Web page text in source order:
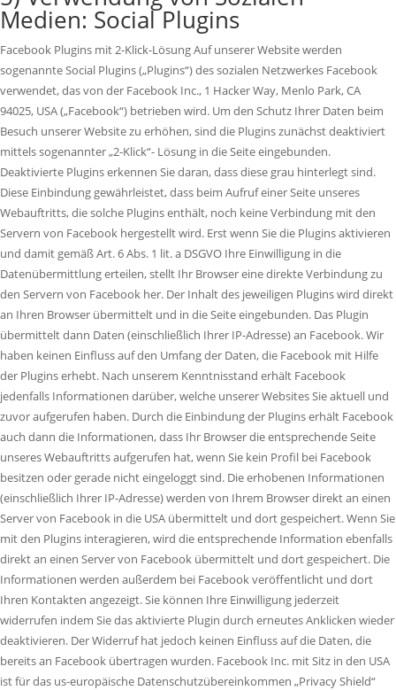
Medien: Social Plugins
Facebook Plugins mit 2-Klick-Lösung Auf unserer Website werden
sogenannte Social Plugins („Plugins“) des sozialen Netzwerkes Facebook
verwendet, das von der Facebook Inc., 1 Hacker Way, Menlo Park, CA
94025, USA („Facebook“) betrieben wird. Um den Schutz Ihrer Daten beim
Besuch unserer Website zu erhöhen, sind die Plugins zunächst deaktiviert
mittels sogenannter „2-Klick“- Lösung in die Seite eingebunden.
Deaktivierte Plugins erkennen Sie daran, dass diese grau hinterlegt sind.
Diese Einbindung gewährleistet, dass beim Aufruf einer Seite unseres
Webauftritts, die solche Plugins enthält, noch keine Verbindung mit den
Servern von Facebook hergestellt wird. Erst wenn Sie die Plugins aktivieren
und damit gemäß Art. 6 Abs. 1 lit. a DSGVO Ihre Einwilligung in die
Datenübermittlung erteilen, stellt Ihr Browser eine direkte Verbindung zu
den Servern von Facebook her. Der Inhalt des jeweiligen Plugins wird direkt
an Ihren Browser übermittelt und in die Seite eingebunden. Das Plugin
übermittelt dann Daten (einschließlich Ihrer IP-Adresse) an Facebook. Wir
haben keinen Einfluss auf den Umfang der Daten, die Facebook mit Hilfe
der Plugins erhebt. Nach unserem Kenntnisstand erhält Facebook
jedenfalls Informationen darüber, welche unserer Websites Sie aktuell und
zuvor aufgerufen haben. Durch die Einbindung der Plugins erhält Facebook
auch dann die Informationen, dass Ihr Browser die entsprechende Seite
unseres Webauftritts aufgerufen hat, wenn Sie kein Profil bei Facebook
besitzen oder gerade nicht eingeloggt sind. Die erhobenen Informationen
(einschließlich Ihrer IP-Adresse) werden von Ihrem Browser direkt an einen
Server von Facebook in die USA übermittelt und dort gespeichert. Wenn Sie
mit den Plugins interagieren, wird die entsprechende Information ebenfalls
direkt an einen Server von Facebook übermittelt und dort gespeichert. Die
Informationen werden außerdem bei Facebook veröffentlicht und dort
Ihren Kontakten angezeigt. Sie können Ihre Einwilligung jederzeit
widerrufen indem Sie das aktivierte Plugin durch erneutes Anklicken wieder
deaktivieren. Der Widerruf hat jedoch keinen Einfluss auf die Daten, die
bereits an Facebook übertragen wurden. Facebook Inc. mit Sitz in den USA
ist für das us-europäische Datenschutzübereinkommen „Privacy Shield“